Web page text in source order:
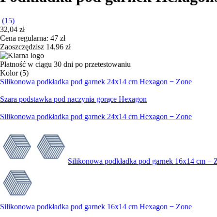
(15)
32,04 zł
Cena regularna: 47 zł
Zaoszczędzisz 14,96 zł
Płatność w ciągu 30 dni po przetestowaniu
Kolor (5)
Silikonowa podkładka pod garnek 24x14 cm Hexagon − Zone
Szara podstawka pod naczynia gorące Hexagon
Silikonowa podkładka pod garnek 24x14 cm Hexagon − Zone
Silikonowa podkładka pod garnek 16x14 cm −
Silikonowa podkładka pod garnek 16x14 cm Hexagon − Zone